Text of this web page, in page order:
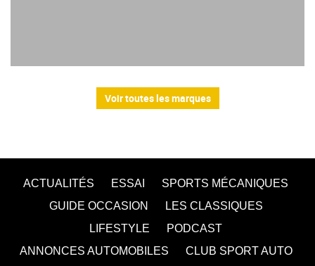
Voir toutes les marques
ACTUALITÉS ESSAI
SPORTS MÉCANIQUES
GUIDE OCCASION
LES CLASSIQUES
LIFESTYLE
PODCAST
ANNONCES AUTOMOBILES
CLUB SPORT AUTO